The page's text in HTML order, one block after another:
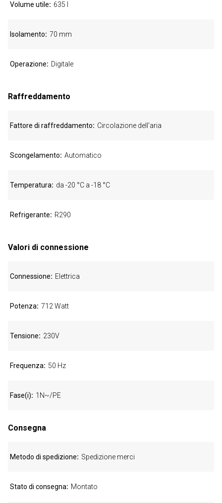
Volume utile 635 l
Isolamento 70 mm
Operazione Digitale
Raffreddamento
Fattore di raffreddamento Circolazione dell'aria
Scongelamento Automatico
Temperatura da -20 °C a -18 °C
Refrigerante R290
Valori di connessione
Connessione Elettrica
Potenza 712 Watt
Tensione 230V
Frequenza 50 Hz
Fase(i) 1N~/PE
Consegna
Metodo di spedizione Spedizione merci
Stato di consegna Montato